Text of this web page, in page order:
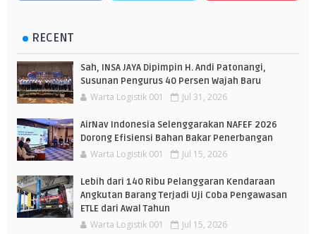
RECENT
Sah, INSA JAYA Dipimpin H. Andi Patonangi,
Susunan Pengurus 40 Persen Wajah Baru
Warta Logistik 001 Jul 31, 2026
AirNav Indonesia Selenggarakan NAFEF 2026
Dorong Efisiensi Bahan Bakar Penerbangan
Warta Logistik 001 Jul 15, 2026
Lebih dari 140 Ribu Pelanggaran Kendaraan
Angkutan Barang Terjadi Uji Coba Pengawasan
ETLE dari Awal Tahun
Warta Logistik 001 Jul 15, 2026